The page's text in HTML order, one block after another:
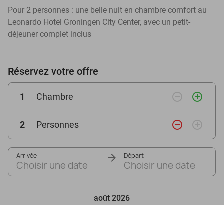
Pour 2 personnes : une belle nuit en chambre comfort au
Leonardo Hotel Groningen City Center, avec un petit-
déjeuner complet inclus
Réservez votre offre
1 Chambre remove_circle_outline add_circle_outline
2 Personnes remove_circle_outline add_circle_outline
Arrivée
Choisir une date
Départ
Choisir une date
août 2026